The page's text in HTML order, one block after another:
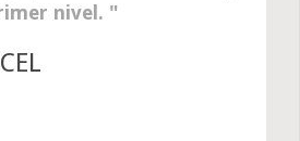
nivel.